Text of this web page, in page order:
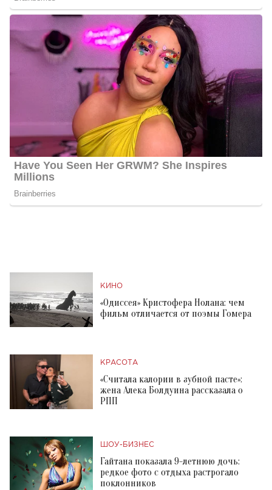
КИНО
«Одиссея» Кристофера Нолана: чем
фильм отличается от поэмы Гомера
КРАСОТА
«Считала калории в зубной пасте»:
жена Алека Болдуина рассказала о
РПП
ШОУ-БИЗНЕС
Гайтана показала 9-летнюю дочь:
редкое фото с отдыха растрогало
поклонников